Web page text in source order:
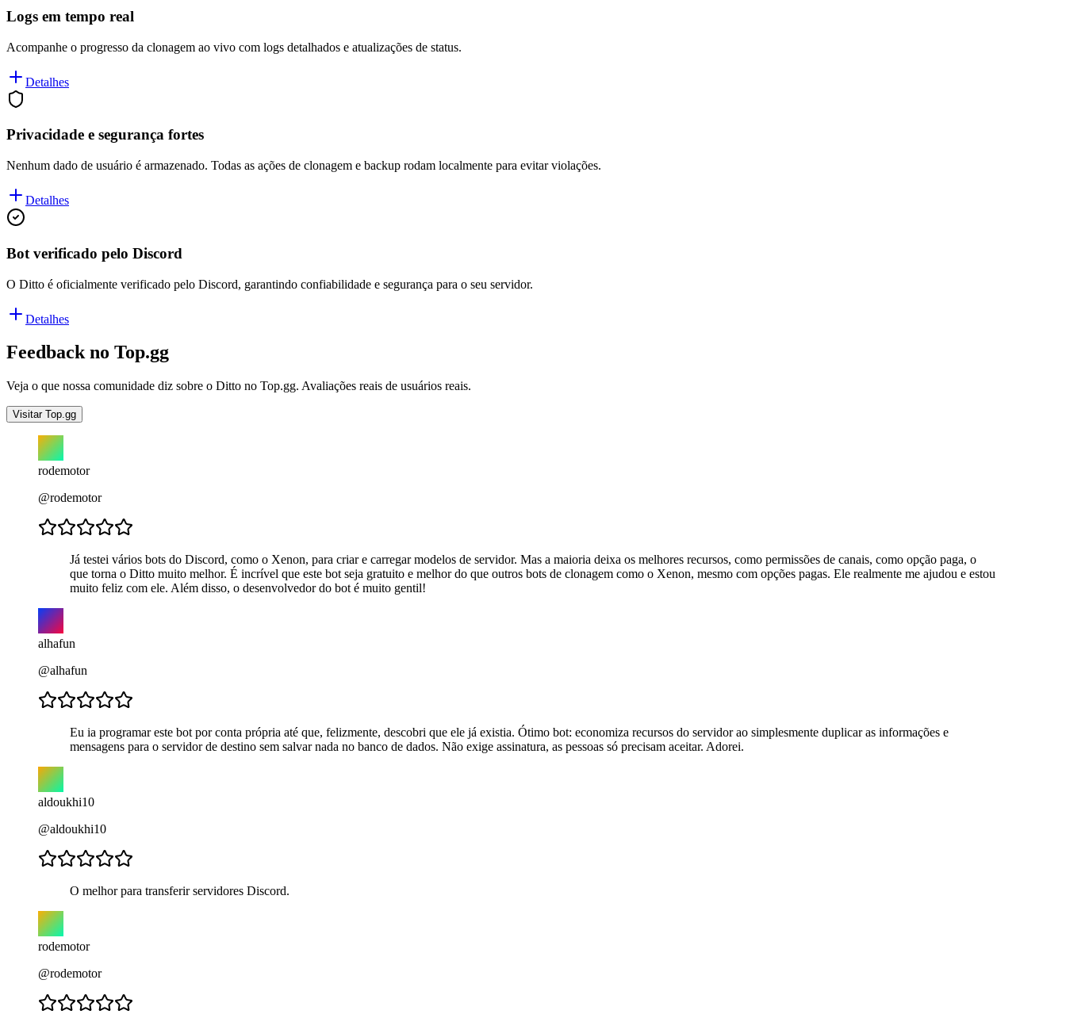
Logs em tempo real
Acompanhe o progresso da clonagem ao vivo com logs detalhados e atualizações de status.
Detalhes
Privacidade e segurança fortes
Nenhum dado de usuário é armazenado. Todas as ações de clonagem e backup rodam localmente para evitar violações.
Detalhes
Bot verificado pelo Discord
O Ditto é oficialmente verificado pelo Discord, garantindo confiabilidade e segurança para o seu servidor.
Detalhes
Feedback no Top.gg
Veja o que nossa comunidade diz sobre o Ditto no Top.gg. Avaliações reais de usuários reais.
Visitar Top.gg
rodemotor
@rodemotor
Já testei vários bots do Discord, como o Xenon, para criar e carregar modelos de servidor. Mas a maioria deixa os melhores recursos, como permissões de canais, como opção paga, o
que torna o Ditto muito melhor. É incrível que este bot seja gratuito e melhor do que outros bots de clonagem como o Xenon, mesmo com opções pagas. Ele realmente me ajudou e estou
muito feliz com ele. Além disso, o desenvolvedor do bot é muito gentil!
alhafun
@alhafun
Eu ia programar este bot por conta própria até que, felizmente, descobri que ele já existia. Ótimo bot: economiza recursos do servidor ao simplesmente duplicar as informações e
mensagens para o servidor de destino sem salvar nada no banco de dados. Não exige assinatura, as pessoas só precisam aceitar. Adorei.
aldoukhi10
@aldoukhi10
O melhor para transferir servidores Discord.
rodemotor
@rodemotor